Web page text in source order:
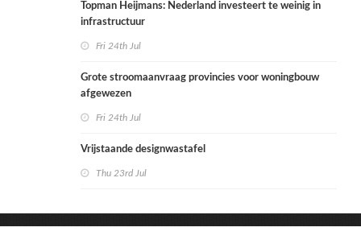
Topman Heijmans: Nederland investeert te weinig in
infrastructuur
Fri 24th Jul
Grote stroomaanvraag provincies voor woningbouw
afgewezen
Fri 24th Jul
Vrijstaande designwastafel
Thu 23rd Jul